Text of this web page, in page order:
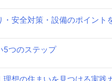
安全対策・設備のポイント
5つのステップ
想の住まいを見つける実践